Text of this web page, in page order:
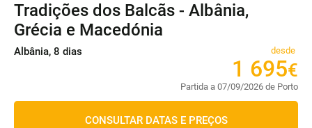
Tradições dos Balcãs - Albânia,
Grécia e Macedónia
Albânia, 8 dias desde
1 695€
Partida a 07/09/2026 de Porto
CONSULTAR DATAS E PREÇOS